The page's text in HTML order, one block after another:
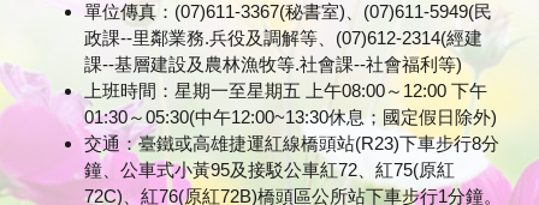
單位傳真：(07)611-3367(秘書室)、(07)611-5949(民
政課--里鄰業務.兵役及調解等、(07)612-2314(經建
課--基層建設及農林漁牧等.社會課--社會福利等)
上班時間：星期一至星期五 上午08:00～12:00 下午
01:30～05:30(中午12:00~13:30休息；國定假日除外)
交通：臺鐵或高雄捷運紅線橋頭站(R23)下車步行8分
鐘、公車式小黃95及接駁公車紅72、紅75(原紅
72C)、紅76(原紅72B)橋頭區公所站下車步行1分鐘。